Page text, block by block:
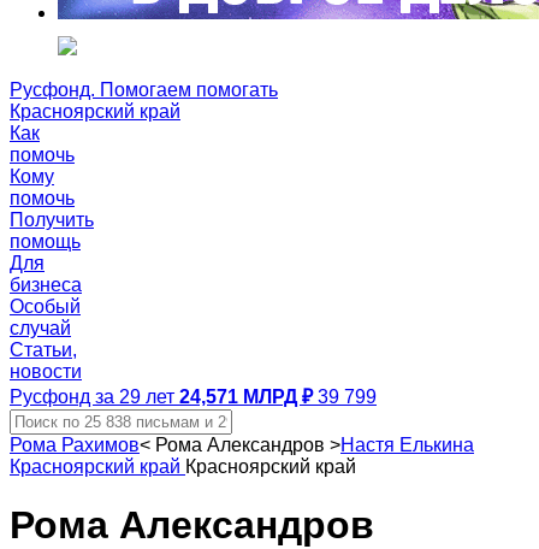
Русфонд. Помогаем помогать
Красноярский край
Как
помочь
Кому
помочь
Получить
помощь
Для
бизнеса
Особый
случай
Статьи,
новости
Русфонд за 29 лет 24,571 МЛРД ₽ 39 799
Рома Рахимов< Рома Александров >Настя Елькина
Красноярский край Красноярский край
Рома Александров